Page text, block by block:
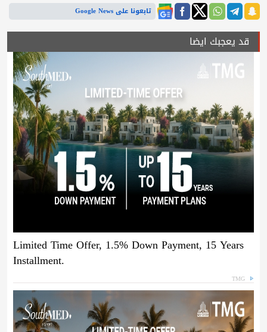
تابعونا على Google News
قد يعجبك ايضا
Limited Time Offer, 1.5% Down Payment, 15 Years
Installment.
TMG